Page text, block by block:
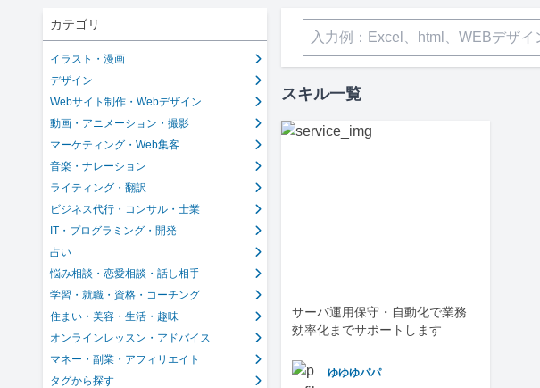
カテゴリ
イラスト・漫画
デザイン
Webサイト制作・Webデザイン
動画・アニメーション・撮影
マーケティング・Web集客
音楽・ナレーション
ライティング・翻訳
ビジネス代行・コンサル・士業
IT・プログラミング・開発
占い
悩み相談・恋愛相談・話し相手
学習・就職・資格・コーチング
住まい・美容・生活・趣味
オンラインレッスン・アドバイス
マネー・副業・アフィリエイト
タグから探す
スキル一覧
サーバ運用保守・自動化で業務
効率化までサポートします
ゆゆゆパパ